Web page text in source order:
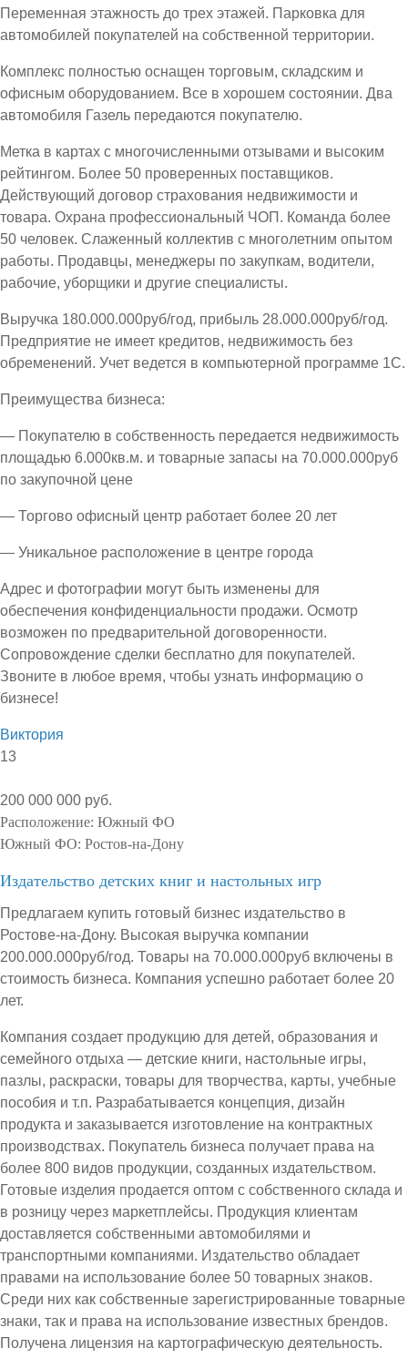
Переменная этажность до трех этажей. Парковка для
автомобилей покупателей на собственной территории.
Комплекс полностью оснащен торговым, складским и
офисным оборудованием. Все в хорошем состоянии. Два
автомобиля Газель передаются покупателю.
Метка в картах с многочисленными отзывами и высоким
рейтингом. Более 50 проверенных поставщиков.
Действующий договор страхования недвижимости и
товара. Охрана профессиональный ЧОП. Команда более
50 человек. Слаженный коллектив с многолетним опытом
работы. Продавцы, менеджеры по закупкам, водители,
рабочие, уборщики и другие специалисты.
Выручка 180.000.000руб/год, прибыль 28.000.000руб/год.
Предприятие не имеет кредитов, недвижимость без
обременений. Учет ведется в компьютерной программе 1С.
Преимущества бизнеса:
— Покупателю в собственность передается недвижимость
площадью 6.000кв.м. и товарные запасы на 70.000.000руб
по закупочной цене
— Торгово офисный центр работает более 20 лет
— Уникальное расположение в центре города
Адрес и фотографии могут быть изменены для
обеспечения конфиденциальности продажи. Осмотр
возможен по предварительной договоренности.
Сопровождение сделки бесплатно для покупателей.
Звоните в любое время, чтобы узнать информацию о
бизнесе!
Виктория
13
200 000 000 руб.
Расположение: Южный ФО
Южный ФО: Ростов-на-Дону
Издательство детских книг и настольных игр
Предлагаем купить готовый бизнес издательство в
Ростове-на-Дону. Высокая выручка компании
200.000.000руб/год. Товары на 70.000.000руб включены в
стоимость бизнеса. Компания успешно работает более 20
лет.
Компания создает продукцию для детей, образования и
семейного отдыха — детские книги, настольные игры,
пазлы, раскраски, товары для творчества, карты, учебные
пособия и т.п. Разрабатывается концепция, дизайн
продукта и заказывается изготовление на контрактных
производствах. Покупатель бизнеса получает права на
более 800 видов продукции, созданных издательством.
Готовые изделия продается оптом с собственного склада и
в розницу через маркетплейсы. Продукция клиентам
доставляется собственными автомобилями и
транспортными компаниями. Издательство обладает
правами на использование более 50 товарных знаков.
Среди них как собственные зарегистрированные товарные
знаки, так и права на использование известных брендов.
Получена лицензия на картографическую деятельность.